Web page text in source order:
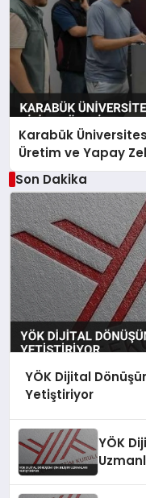
Karabük
Üretim ve Yapay
Son Dakika
YÖK Dijital
Yetiştiriyor
YÖK